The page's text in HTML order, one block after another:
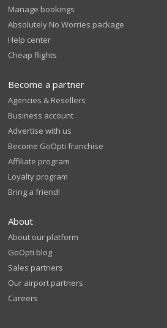
Manage bookings
Absolutely No Worries package
Help center
Cheap flights
Become a partner
Agencies & Resellers
Business account
Advertise with us
Become GoOpti franchise
Affiliate program
Loyalty program
Bring a friend!
About
About our platform
GoOpti blog
Sales partners
Our airport partners
Careers